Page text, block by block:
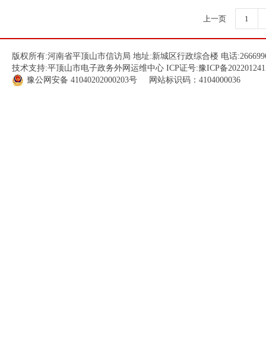
上一页 1
版权所有:河南省平顶山市信访局 地址:新城区行政综合楼 电话
技术支持:平顶山市电子政务外网运维中心 ICP证号:豫ICP备
豫公网安备 41040202000203号 网站标识码：4104000036